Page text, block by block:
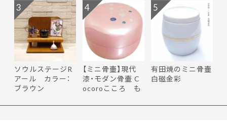
ソウルステージR
アール カラー：
ブラウン
3
【ミニ骨壷】現代
漆・モダン骨壷 C
ocoroこころ も
4
有田焼のミニ骨壷
白磁金彩
5